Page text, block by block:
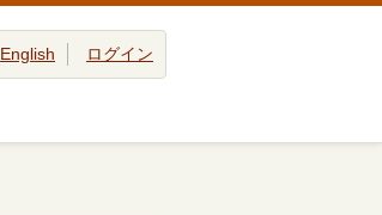
English ログイン